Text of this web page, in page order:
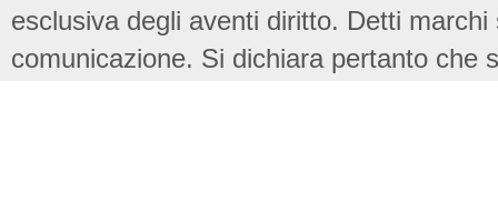
esclusiva degli aventi diritto. Detti
comunicazione. Si dichiara pertanto che